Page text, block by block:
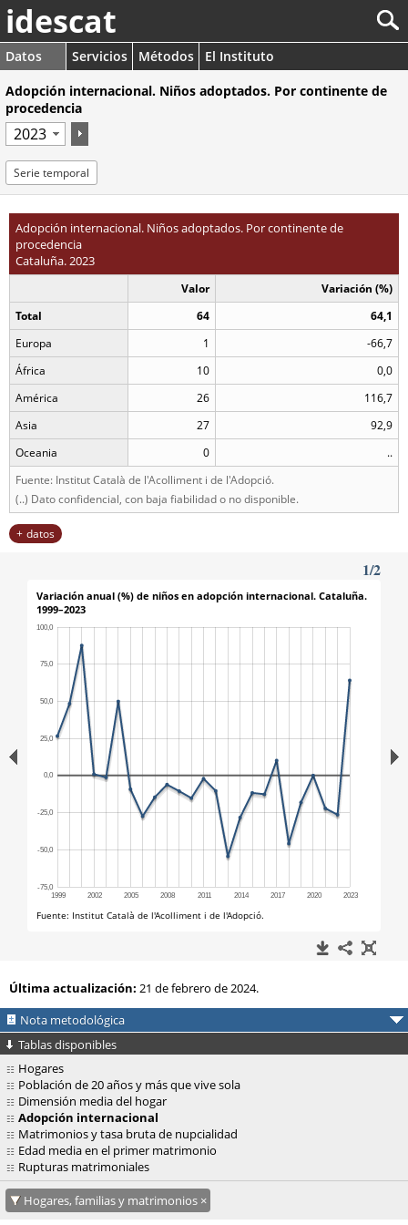
idescat
Datos Servicios Métodos
El Instituto
Adopción internacional. Niños adoptados. Por continente de
procedencia
Serie temporal
Adopción internacional. Niños adoptados. Por continente de
procedencia
Cataluña. 2023
Valor
Variación (%)
Total
64
64,1
Europa
1
-66,7
África
10
0,0
América
26
116,7
Asia
27
92,9
Oceania
0
..
Fuente: Institut Català de l'Acolliment i de l'Adopció.
(..) Dato confidencial, con baja fiabilidad o no disponible.
datos
Última actualización: 21 de febrero de 2024.
Nota metodológica
Tablas disponibles
Hogares
Población de 20 años y más que vive sola
Dimensión media del hogar
Adopción internacional
Matrimonios y tasa bruta de nupcialidad
Edad media en el primer matrimonio
Rupturas matrimoniales
Hogares, familias y matrimonios